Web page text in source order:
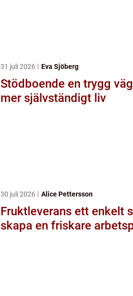
31 juli 2026 Eva Sjöberg
Stödboende en trygg väg till ett
mer självständigt liv
30 juli 2026 Alice Pettersson
Fruktleverans ett enkelt sätt att
skapa en friskare